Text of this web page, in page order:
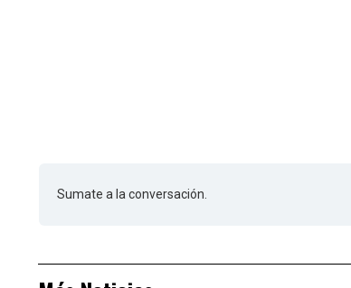
Sumate a la conversación.